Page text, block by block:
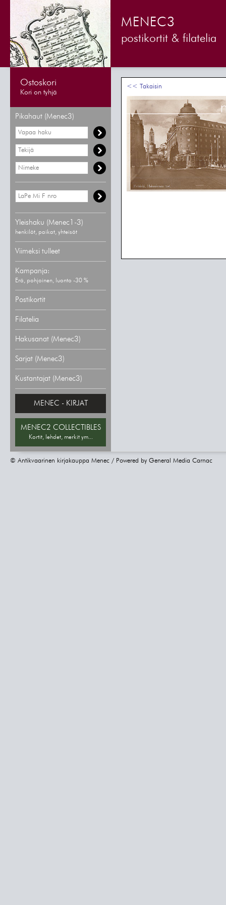
MENEC3
postikortit & filatelia
Ostoskori
Kori on tyhjä
Pikahaut (Menec3)
Yleishaku (Menec1-3)
henkilöt, paikat, yhteisöt
Viimeksi tulleet
Kampanja:
Erä, pohjoinen, luonto -30 %
Postikortit
Filatelia
Hakusanat (Menec3)
Sarjat (Menec3)
Kustantajat (Menec3)
MENEC - KIRJAT
MENEC2 COLLECTIBLES
Kortit, lehdet, merkit ym...
<< Takaisin
© Antikvaarinen kirjakauppa Menec / Powered by General Media Carnac